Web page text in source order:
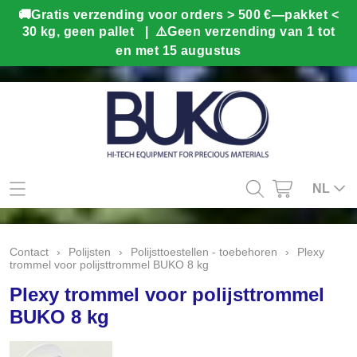
Mijn account
Contact
Info
Webshop
Kado tips
NL
Contact › Polijsten › Polijsttoestellen - toebehoren ›
Plexy
trommel voor polijsttrommel BUKO 8 kg
Plexy trommel voor polijsttrommel
BUKO 8 kg